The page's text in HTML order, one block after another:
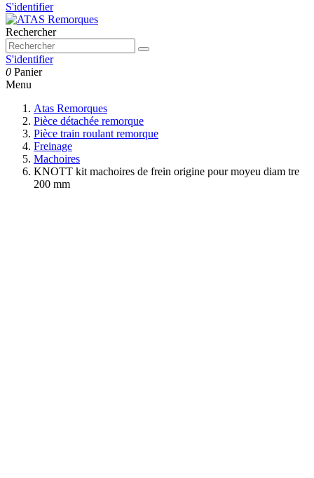
S'identifier
Rechercher
S'identifier
0 Panier
Menu
Atas Remorques
Pièce détachée remorque
Pièce train roulant remorque
Freinage
Machoires
KNOTT kit machoires de frein origine pour moyeu diam tre
200 mm